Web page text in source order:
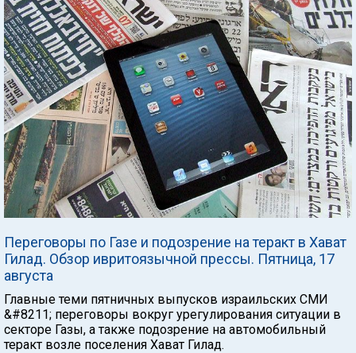
Переговоры по Газе и подозрение на теракт в Хават
Гилад. Обзор ивритоязычной прессы. Пятница, 17
августа
Главные теми пятничных выпусков израильских СМИ
&#8211; переговоры вокруг урегулирования ситуации в
секторе Газы, а также подозрение на автомобильный
теракт возле поселения Хават Гилад.